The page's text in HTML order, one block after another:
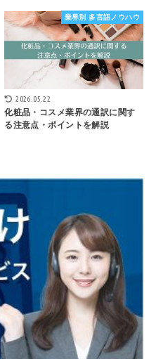
業界別 多言語ノウハウ
2026.05.22
化粧品・コスメ業界の通訳に関す
る注意点・ポイントを解説